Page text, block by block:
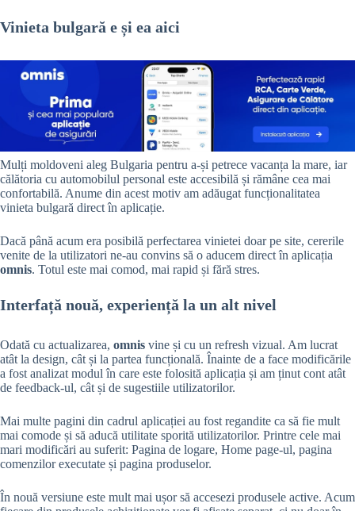
Vinieta bulgară e și ea aici
Mulți moldoveni aleg Bulgaria pentru a-și petrece vacanța la mare, iar
călătoria cu automobilul personal este accesibilă și rămâne cea mai
confortabilă. Anume din acest motiv am adăugat funcționalitatea
vinieta bulgară direct în aplicație.
Dacă până acum era posibilă perfectarea vinietei doar pe site, cererile
venite de la utilizatori ne-au convins să o aducem direct în aplicația
omnis. Totul este mai comod, mai rapid și fără stres.
Interfață nouă, experiență la un alt nivel
Odată cu actualizarea, omnis vine și cu un refresh vizual. Am lucrat
atât la design, cât și la partea funcțională. Înainte de a face modificările
a fost analizat modul în care este folosită aplicația și am ținut cont atât
de feedback-ul, cât și de sugestiile utilizatorilor.
Mai multe pagini din cadrul aplicației au fost regandite ca să fie mult
mai comode și să aducă utilitate sporită utilizatorilor. Printre cele mai
mari modificări au suferit: Pagina de logare, Home page-ul, pagina
comenzilor executate și pagina produselor.
În nouă versiune este mult mai ușor să accesezi produsele active. Acum